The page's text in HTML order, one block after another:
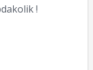
!